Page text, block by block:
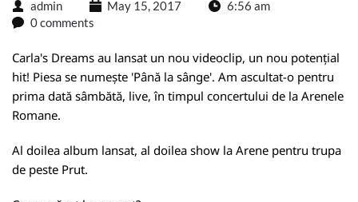
admin May 15, 2017
6:56 am
0 comments
Carla's Dreams au lansat un nou videoclip, un nou potențial
hit! Piesa se numește 'Până la sânge'. Am ascultat-o pentru
prima dată sâmbătă, live, în timpul concertului de la Arenele
Romane.
Al doilea album lansat, al doilea show la Arene pentru trupa
de peste Prut.